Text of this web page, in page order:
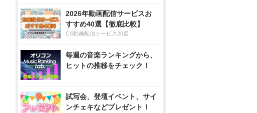
2026年動画配信サービスお
すすめ40選【徹底比較】
CS動画配信サービス20選
毎週の音楽ランキングから、
ヒットの推移をチェック！
試写会、登壇イベント、サイ
ンチェキなどプレゼント！